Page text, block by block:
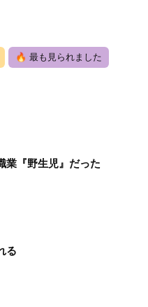
🔥 最も見られました
業『野生児』だった
る